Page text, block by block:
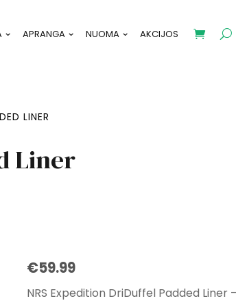
APRANGA NUOMA AKCIJOS
LINER
Liner
€59.99
NRS Expedition DriDuffel Padded